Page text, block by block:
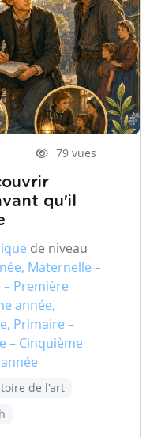
79 vues
qu'il
de niveau
Maternelle –
Première
année,
Primaire –
– Cinquième
de l'art